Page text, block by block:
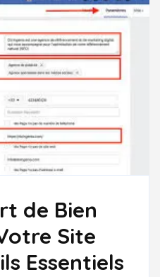
de Bien
Site
Essentiels